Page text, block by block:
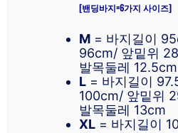
[밴딩바지=6가지 사이즈]
M = 바지길이
96cm/ 앞밑위
발목둘레 12.5cm
L = 바지길이
100cm/ 앞밑위
발목둘레 13cm
XL = 바지길이